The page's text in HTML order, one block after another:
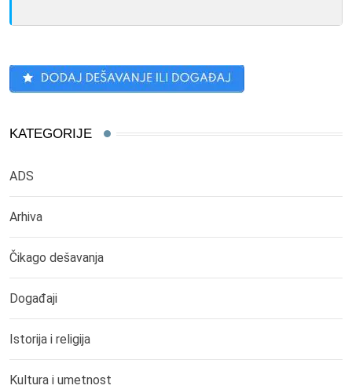
KATEGORIJE
ADS
Arhiva
Čikago dešavanja
Događaji
Istorija i religija
Kultura i umetnost